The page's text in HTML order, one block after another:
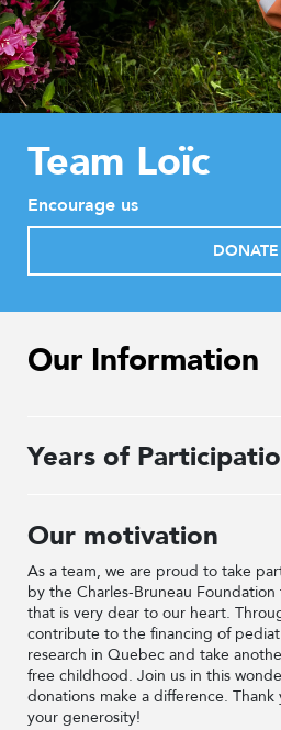
Team Loïc
Encourage us
DONATE
Our Information
Years of
Our motivation
As a team, we are proud to take
by the Charles-Bruneau Foundation
that is very dear to our heart.
contribute to the financing of
research in Quebec and take
free childhood. Join us in this
donations make a difference.
your generosity!